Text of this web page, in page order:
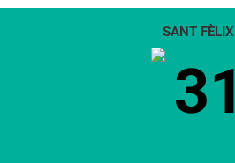
SANT FÈLIX
31